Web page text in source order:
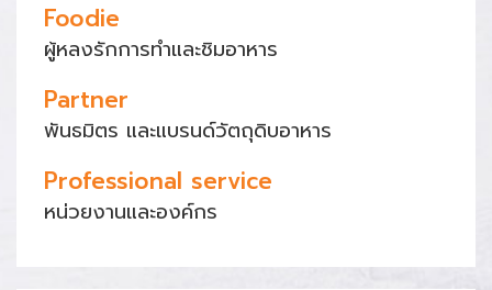
Foodie
ผู้หลงรักการทำและชิมอาหาร
Partner
พันธมิตร และแบรนด์วัตถุดิบอาหาร
Professional service
หน่วยงานและองค์กร